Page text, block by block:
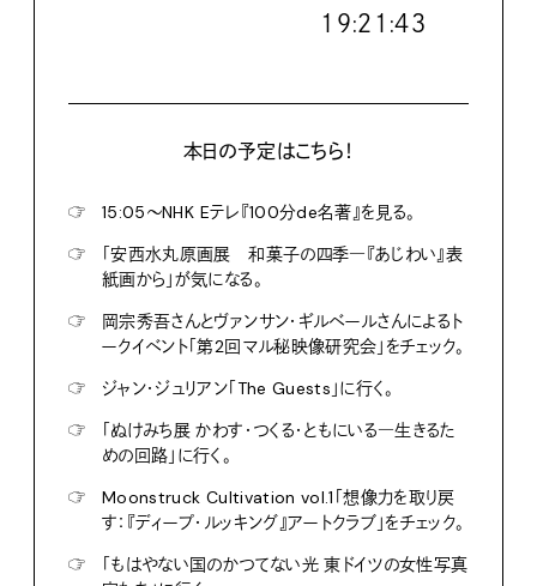
１９:２１:４４
本日の予定はこちら！
☞
15:05〜NHK Eテレ『100分de名著』を見る。
☞
「安西水丸原画展 和菓子の四季―『あじわい』表
紙画から」が気になる。
☞
岡宗秀吾さんとヴァンサン・ギルベールさんによるト
ークイベント「第2回マル秘映像研究会」をチェック。
☞
ジャン・ジュリアン「The Guests」に行く。
☞
「ぬけみち展 かわす・つくる・ともにいる―生きるた
めの回路」に行く。
☞
Moonstruck Cultivation vol.1「想像力を取り戻
す：『ディープ・ルッキング』アートクラブ」をチェック。
☞
「もはやない国のかつてない光 東ドイツの女性写真